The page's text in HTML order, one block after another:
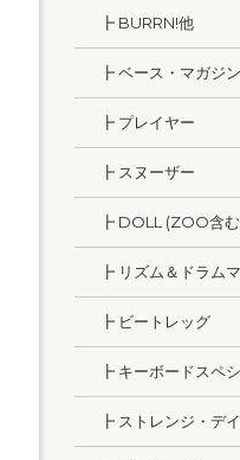
┣ BURRN!他
┣ ベース・マガジン
┣ プレイヤー
┣ スヌーザー
┣ DOLL (ZOO含
┣ リズム＆ドラム
┣ ビートレッグ
┣ キーボードスペ
┣ ストレンジ・デ